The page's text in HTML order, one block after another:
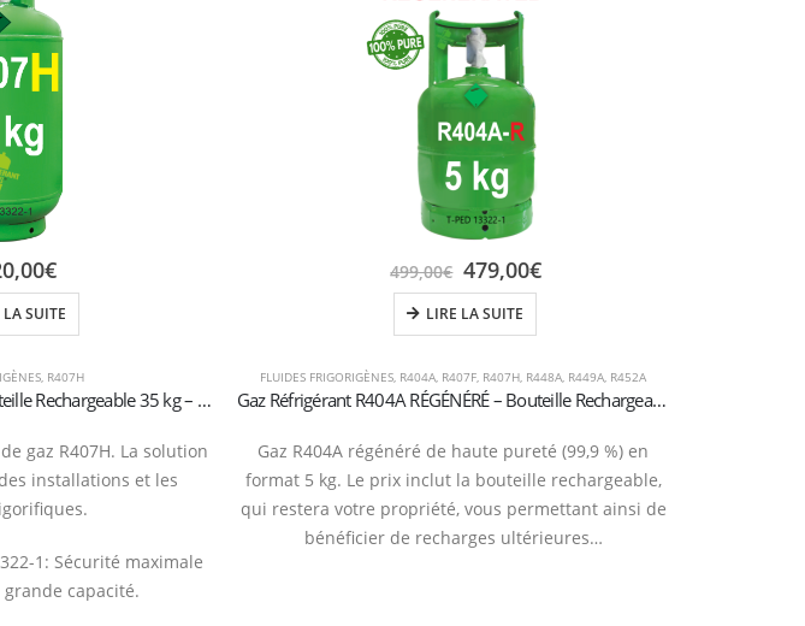
R407H
Gaz Réfrigérant R407H – Bouteille Rechargeable 35 kg – Vanne 1/4″ SAE
gaz R407H. La solution
installations et les
1: Sécurité maximale
capacité.
€
LA SUITE
FLUIDES FRIGORIGÈNES R404A R407F R407H R448A R449A R452A
Gaz Réfrigérant R404A RÉGÉNÉRÉ – Bouteille Rechargeable 5 kg T-PED (Vanne 1/4″ SAE)
Gaz R404A régénéré de haute pureté (99,9 %) en
format 5 kg. Le prix inclut la bouteille rechargeable,
qui restera votre propriété, vous permettant ainsi de
bénéficier de recharges ultérieures…
499,00€ 479,00€
LIRE LA SUITE